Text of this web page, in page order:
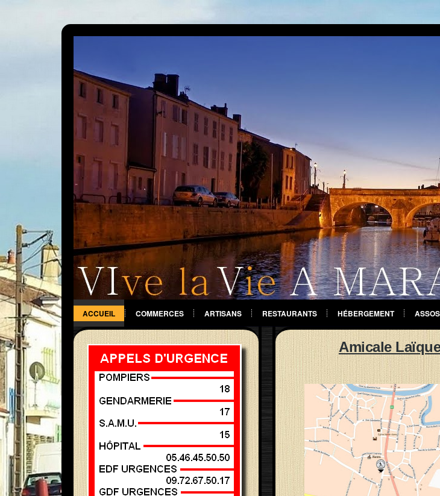
ACCUEIL COMMERCES ARTISANS RESTAURANTS HÉBERGEMENT ASSOS
DIVERS Amicale